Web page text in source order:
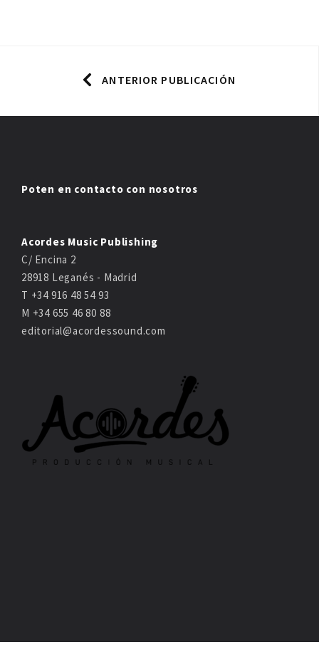
ANTERIOR PUBLICACIÓN
Poten en contacto con nosotros
Acordes Music Publishing
C/ Encina 2
28918 Leganés - Madrid
T +34 916 48 54 93
M +34 655 46 80 88
editorial@acordessound.com